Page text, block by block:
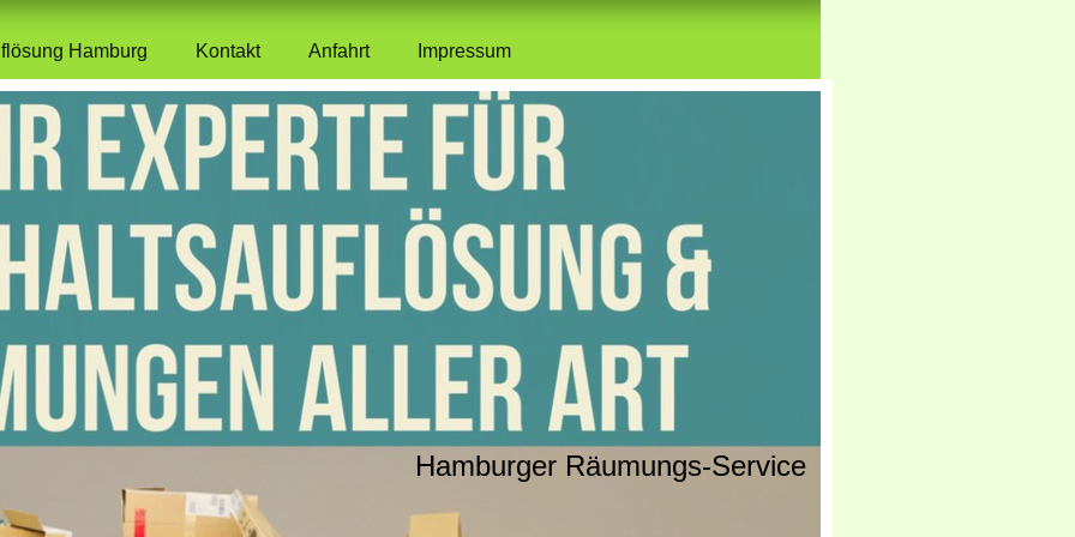
Hamburg Kontakt Anfahrt Impressum
Hamburger Räumungs-Service